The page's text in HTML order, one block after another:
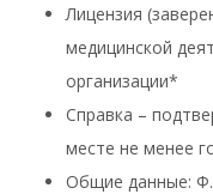
Лицензия
медицинской
организации*
Справка –
месте не менее
Общие данные: